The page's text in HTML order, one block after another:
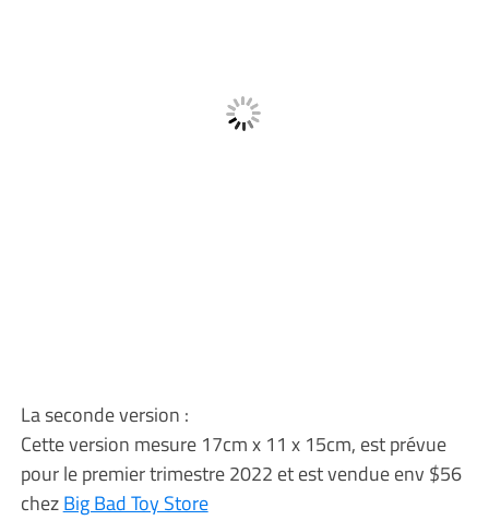
La seconde version :
Cette version mesure 17cm x 11 x 15cm, est prévue
pour le premier trimestre 2022 et est vendue env $56
chezBig Bad Toy Store